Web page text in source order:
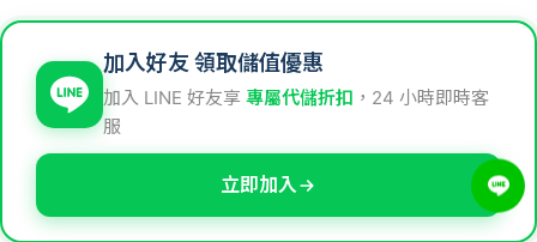
加入好友 領取儲值優惠
加入 LINE 好友享 專屬代儲折扣 ，24 小時即時客
服
立即加入